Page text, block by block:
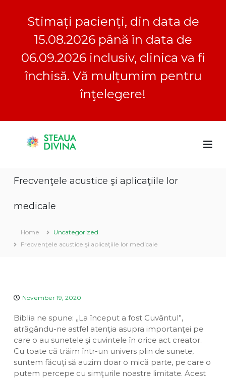
Stimați pacienți, din data de
15.08.2026 până în data de
06.09.2026 inclusiv, clinica va fi
închisă. Vă mulțumim pentru
înţelegere!
u
v
i
c
u
a
Frecvenţele acustice şi aplicaţiile lor
medicale
Home
Uncategorized
Frecvenţele acustice şi aplicaţiile lor medicale
November 19, 2020
Biblia ne spune: „La început a fost Cuvântul”,
atrăgându-ne astfel atenţia asupra importanţei pe
care o au sunetele şi cuvintele în orice act creator.
Cu toate că trăim într-un univers plin de sunete,
suntem făcuţi să auzim doar o mică parte, pe care o
putem percepe cu simţurile noastre limitate. Acest